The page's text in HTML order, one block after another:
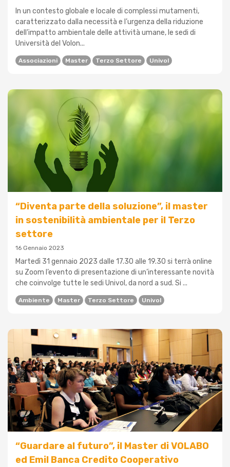
In un contesto globale e locale di complessi mutamenti,
caratterizzato dalla necessità e l’urgenza della riduzione
dell’impatto ambientale delle attività umane, le sedi di
Università del Volon...
Associazioni Master Terzo Settore Univol
“Diventa parte della soluzione”, il master
in sostenibilità ambientale per il Terzo
settore
16 Gennaio 2023
Martedì 31 gennaio 2023 dalle 17.30 alle 19.30 si terrà online
su Zoom l’evento di presentazione di un’interessante novità
che coinvolge tutte le sedi Univol, da nord a sud. Si ...
Ambiente Master Terzo Settore Univol
“Guardare al futuro”, il Master di VOLABO
ed Emil Banca Credito Cooperativo